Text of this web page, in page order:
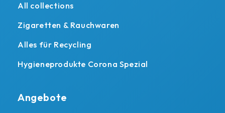
All collections
Zigaretten & Rauchwaren
Alles für Recycling
Hygieneprodukte Corona Spezial
Angebote